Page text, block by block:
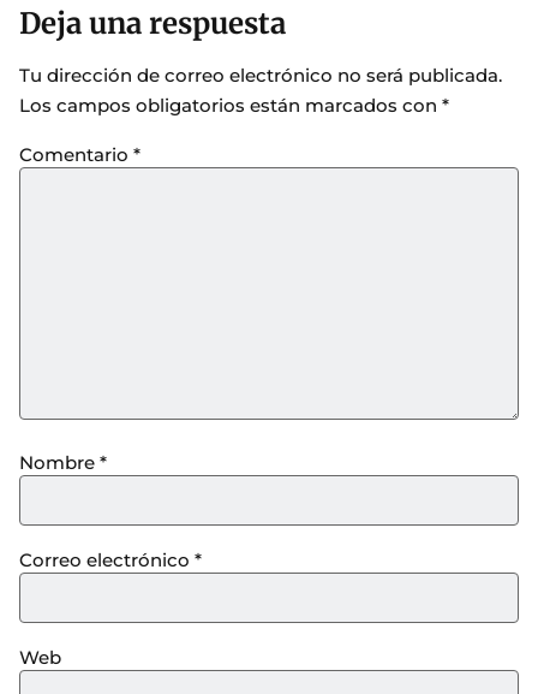
Deja una respuesta
Tu dirección de correo electrónico no será publicada.
Los campos obligatorios están marcados con *
Comentario *
Nombre *
Correo electrónico *
Web